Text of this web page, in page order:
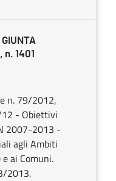
n. 1401
n. 79/2012,
12 - Obiettivi
2007-2013 -
agli Ambiti
ai Comuni.
2013.